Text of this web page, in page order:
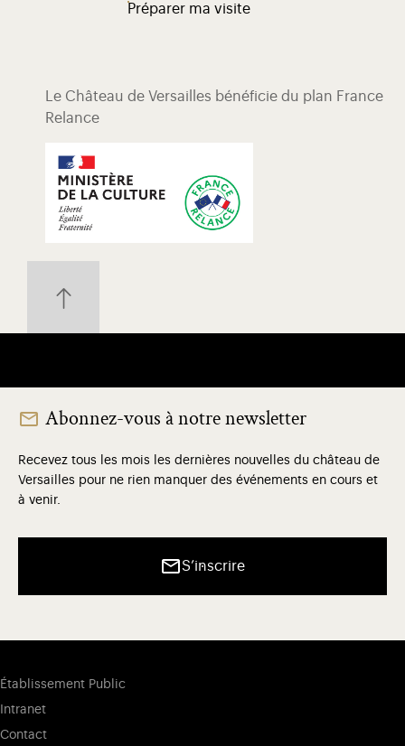
Préparer ma visite
Le Château de Versailles bénéficie du plan France
Relance
Abonnez-vous à notre newsletter
Recevez tous les mois les dernières nouvelles du château de
Versailles pour ne rien manquer des événements en cours et
à venir.
S’inscrire
Établissement Public
Intranet
Contact